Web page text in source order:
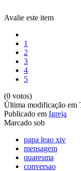
Avalie este item
1
2
3
4
5
(0 votos)
Última modificação em
Publicado em Igreja
Marcado sob
papa leao xiv
mensagem
quaresma
conversao